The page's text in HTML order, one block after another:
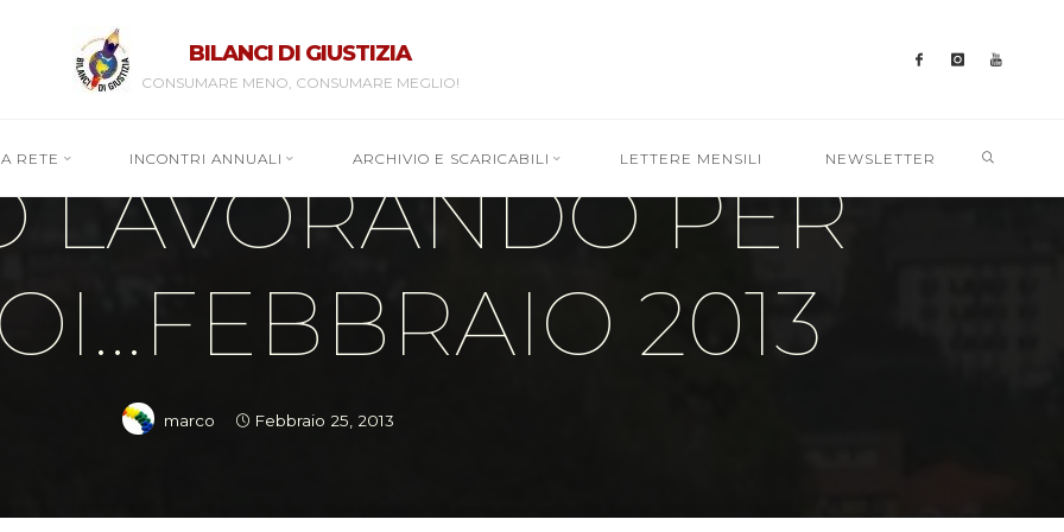
BILANCI DI GIUSTIZIA
CONSUMARE MENO, CONSUMARE MEGLIO!
RETE INCONTRI ANNUALI ARCHIVIO E SCARICABILI LETTERE MENSILI NEWSLETTER
LAVORANDO PER
2013
marco Febbraio 25, 2013